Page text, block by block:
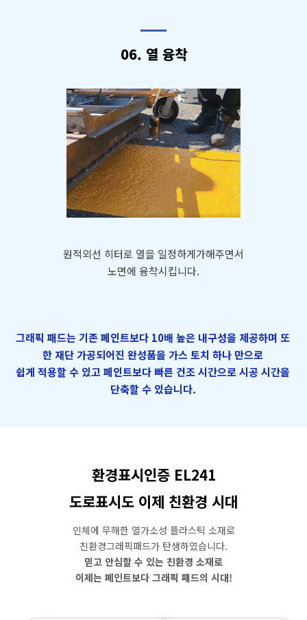
06. 열 융착
원적외선 히터로 열을 일정하게가해주면서
노면에 융착시킵니다.
그래픽 패드는 기존 페인트보다 10배 높은 내구성을 제공하며 또
한 재단 가공되어진 완성품을 가스 토치 하나 만으로
쉽게 적용할 수 있고 페인트보다 빠른 건조 시간으로 시공 시간을
단축할 수 있습니다.
환경표시인증 EL241
도로표시도 이제 친환경 시대
인체에 무해한 열가소성 플라스틱 소재로
친환경그래픽패드가 탄생하였습니다.
믿고 안심할 수 있는 친환경 소재로
이제는 페인트보다 그래픽 패드의 시대!